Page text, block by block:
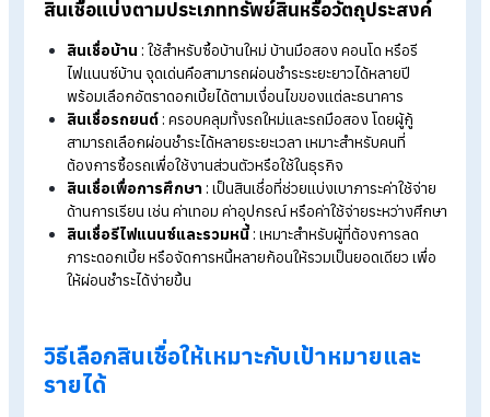
ใช้สำหรับเสริมสภาพคล่องระยะ สั้น หรือใช้เป็นเงินทุนหมุนเวีย
กิจการ
สินเชื่อระยะกลาง:มีระยะเวลาผ่อนประมาณ 1-5 ปี เหมาะกับ
การลงทุนที่ต้องการใช้เงินก้อน เช่น ซื้ออุปกรณ์ เครื่องจักร ห
ใช้ขยายกิจการในระดับหนึ่ง
สินเชื่อระยะยาว:เป็นสินเชื่อที่มีระยะเวลาผ่อนตั้งแต่ 5 ปีขึ้นไป
นิยมใช้กับการลงทุนขนาดใหญ่ เช่น ซื้อบ้าน สร้างบ้าน หรือ
โครงการที่ต้องใช้เงินลงทุนระยะยาว
สินเชื่อแบ่งตามการใช้หลักประกัน
บ้าน ที่ดิน หรือรถยนต์ ซึ่งช่วยลดความเสี่ยงของสถาบันการเงิ
ทำให้สินเชื่อประเภทนี้มักได้วงเงินสูงและอัตราดอกเบี้ยต่ำกว่า